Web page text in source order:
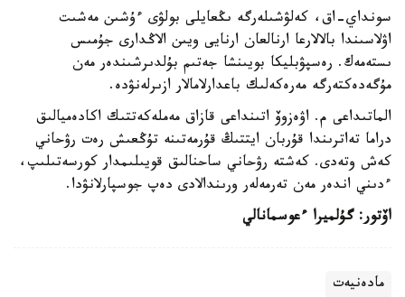
سونداي-اق، كەلۋشىلەرگە ىڭعايلى بولۋى ءۇشىن مەشىت
اۋلاسىندا بالالارعا ارنالعان ارنايى ويىن الاڭدارى جۇمىس
ىستەمەك. رەسپۋبليكا بويىنشا جەتىم بۇلدىرشىندەر مەن
مۇگەدەكتەرگە مەرەكەلىك باعدارلامالار ازىرلەنۋدە.
الماتىداعى م. اۋەزوۆ اتىنداعى قازاق مەملەكەتتىك اكادەميالىق
دراما تەاترىندا قۇربان ايتتىڭ قۇرمەتىنە تۇڭعىش رەت رۋحاني
كەش وتەدى. كەشتە رۋحاني ساحنالىق قويىلىمدار كورسەتىلىپ،
ءدىني اندەر مەن تەرمەلەر ورىندالادى دەپ جوسپارلانۋدا.
اۆتور: گۇلميرا ءعوسمانالي
مادەنيەت